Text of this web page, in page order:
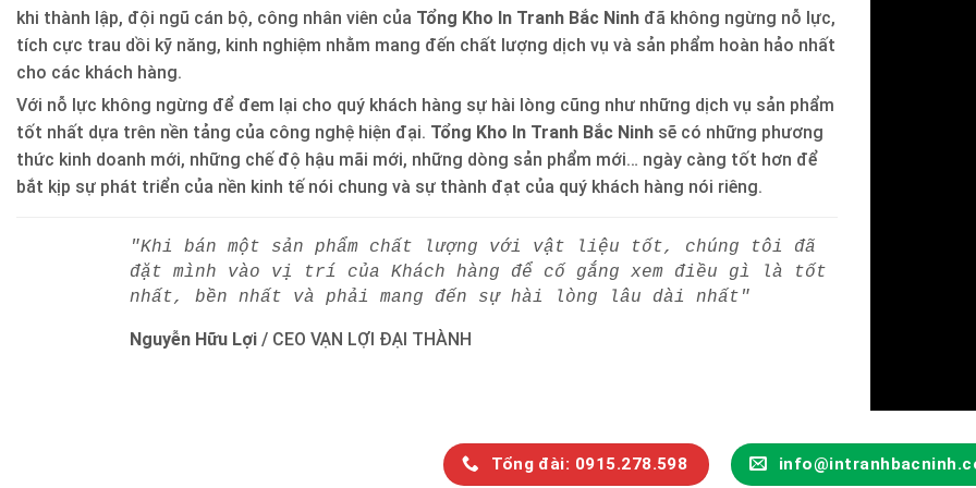
khi thành lập, đội ngũ cán bộ, công nhân viên của Tổng Kho In Tranh Bắc Ninh đã không ngừng nỗ lực,
tích cực trau dồi kỹ năng, kinh nghiệm nhằm mang đến chất lượng dịch vụ và sản phẩm hoàn hảo nhất
cho các khách hàng.
Với nỗ lực không ngừng để đem lại cho quý khách hàng sự hài lòng cũng như những dịch vụ sản phẩm
tốt nhất dựa trên nền tảng của công nghệ hiện đại. Tổng Kho In Tranh Bắc Ninh sẽ có những phương
thức kinh doanh mới, những chế độ hậu mãi mới, những dòng sản phẩm mới… ngày càng tốt hơn để
bắt kịp sự phát triển của nền kinh tế nói chung và sự thành đạt của quý khách hàng nói riêng.
"Khi bán một sản phẩm chất lượng với vật liệu tốt, chúng tôi đã
đặt mình vào vị trí của Khách hàng để cố gắng xem điều gì là tốt
nhất, bền nhất và phải mang đến sự hài lòng lâu dài nhất"
Nguyễn Hữu Lợi / CEO VẠN LỢI ĐẠI THÀNH
Tổng đài: 0915.278.598